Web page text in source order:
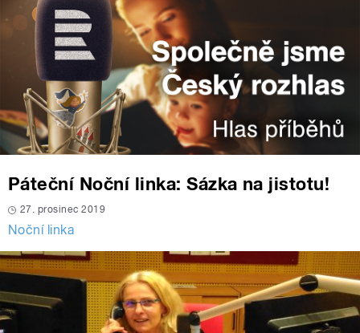
Páteční Noční linka: Sázka na jistotu!
27. prosinec 2019
Noční linka